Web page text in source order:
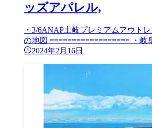
ッズアパレル,
・3/6ANAP土岐プレミアムアウト
の地図 ================== ・
2024年2月16日